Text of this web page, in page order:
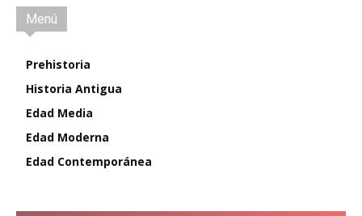
IR
Menú
Prehistoria
Historia Antigua
Edad Media
Edad Moderna
Edad Contemporánea